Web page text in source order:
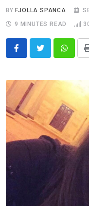
BY FJOLLA SPANCA
9 MINUTES READ